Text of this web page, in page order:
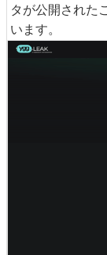
タが公開された
います。